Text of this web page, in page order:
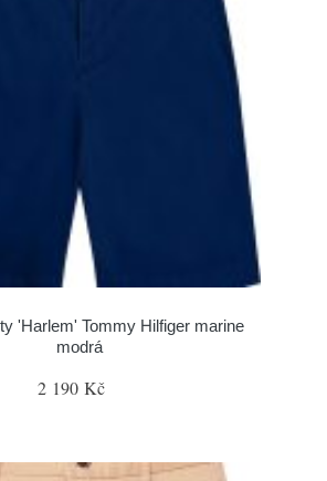
'Harlem' Tommy Hilfiger marine
modrá
2 190 Kč